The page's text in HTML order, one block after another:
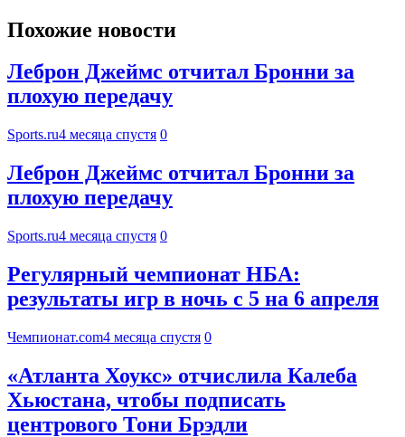
Похожие новости
Леброн Джеймс отчитал Бронни за
плохую передачу
Sports.ru4 месяца спустя 0
Леброн Джеймс отчитал Бронни за
плохую передачу
Sports.ru4 месяца спустя 0
Регулярный чемпионат НБА:
результаты игр в ночь с 5 на 6 апреля
Чемпионат.com4 месяца спустя 0
«Атланта Хоукс» отчислила Калеба
Хьюстана, чтобы подписать
центрового Тони Брэдли